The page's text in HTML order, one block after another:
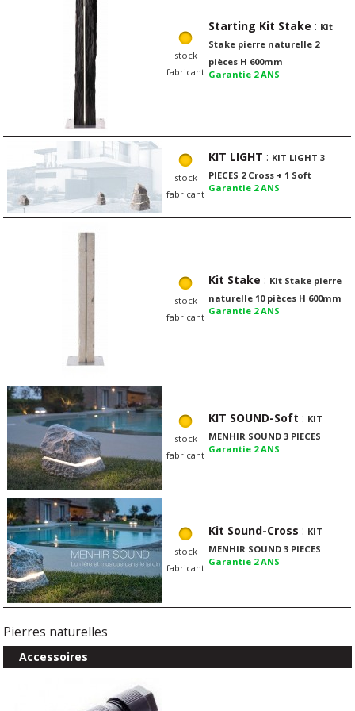
stock
fabricant
Starting Kit Stake : Kit
Stake pierre naturelle 2
pièces H 600mm
Garantie 2 ANS
stock
fabricant
KIT LIGHT : KIT LIGHT 3
PIECES 2 Cross + 1 Soft
Garantie 2 ANS
stock
fabricant
Kit Stake : Kit Stake pierre
naturelle 10 pièces H 600mm
Garantie 2 ANS
stock
fabricant
KIT SOUND-Soft : KIT
MENHIR SOUND 3 PIECES
Garantie 2 ANS
stock
fabricant
Kit Sound-Cross : KIT
MENHIR SOUND 3 PIECES
Garantie 2 ANS
Pierres naturelles
Accessoires